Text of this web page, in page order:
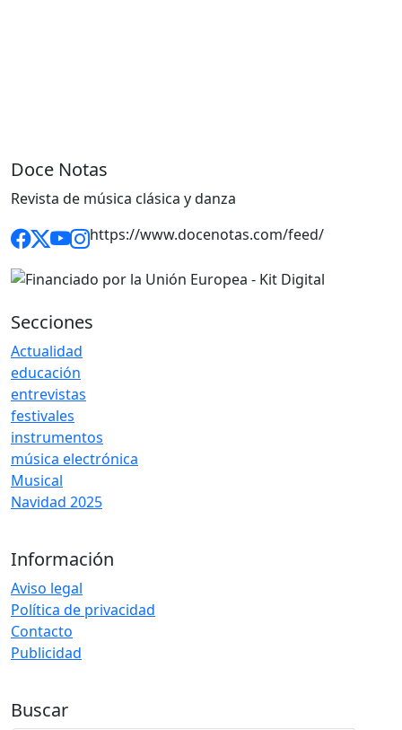
Doce Notas
Revista de música clásica y danza
https://www.docenotas.com/feed/
Secciones
Actualidad
educación
entrevistas
festivales
instrumentos
música electrónica
Musical
Navidad 2025
Información
Aviso legal
Política de privacidad
Contacto
Publicidad
Buscar